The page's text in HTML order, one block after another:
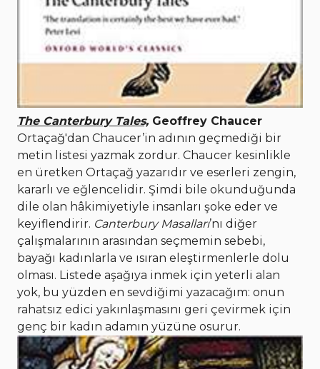
The Canterbury Tales, Geoffrey Chaucer
Ortaçağ'dan Chaucer’in adının geçmediği bir
metin listesi yazmak zordur. Chaucer kesinlikle
en üretken Ortaçağ yazarıdır ve eserleri zengin,
kararlı ve eğlencelidir. Şimdi bile okunduğunda
dile olan hâkimiyetiyle insanları şoke eder ve
keyiflendirir. Canterbury Masalları’nı diğer
çalışmalarının arasından seçmemin sebebi,
bayağı kadınlarla ve ısıran eleştirmenlerle dolu
olması. Listede aşağıya inmek için yeterli alan
yok, bu yüzden en sevdiğimi yazacağım: onun
rahatsız edici yakınlaşmasını geri çevirmek için
genç bir kadın adamın yüzüne osurur.